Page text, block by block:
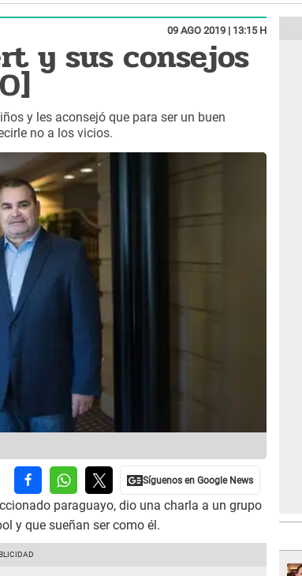
09 AGO 2019 | 13:15 H
y sus consejos
y les aconsejó que para ser un buen
no a los vicios.
paraguayo, dio una charla a un grupo
y que sueñan ser como él.